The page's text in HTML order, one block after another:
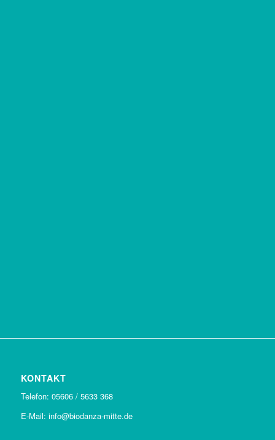
KONTAKT
Telefon: 05606 / 5633 368
E-Mail: info@biodanza-mitte.de